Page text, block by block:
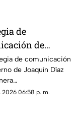
de
de
Díaz Mena
libertad de
en Yucatán
de comunicación
de Joaquín Díaz
entre
2026 06:58 p. m.